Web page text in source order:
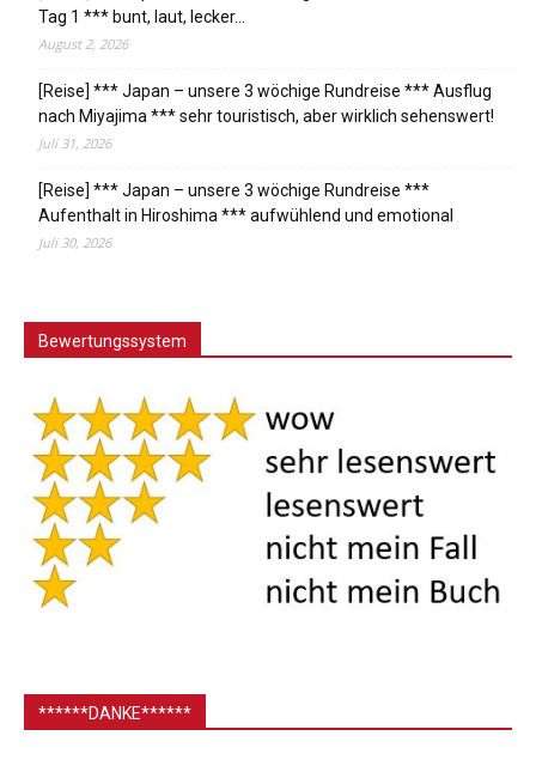
Tag 1 *** bunt, laut, lecker…
August 2, 2026
[Reise] *** Japan – unsere 3 wöchige Rundreise *** Ausflug
nach Miyajima *** sehr touristisch, aber wirklich sehenswert!
Juli 31, 2026
[Reise] *** Japan – unsere 3 wöchige Rundreise ***
Aufenthalt in Hiroshima *** aufwühlend und emotional
Juli 30, 2026
Bewertungssystem
******DANKE******